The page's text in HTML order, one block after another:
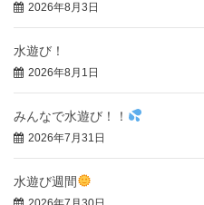
2026年8月3日
水遊び！
2026年8月1日
みんなで水遊び！！
2026年7月31日
水遊び週間